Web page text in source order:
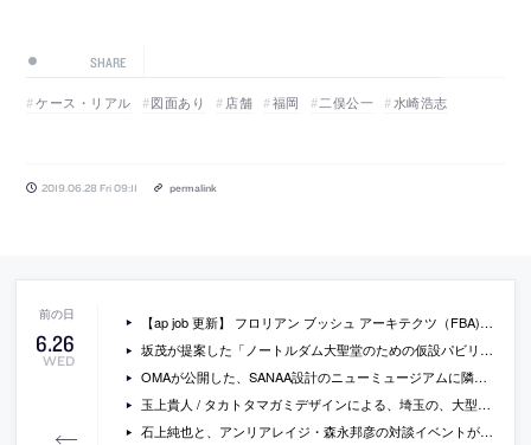
SHARE
ケース・リアル 図面あり 店舗 福岡 二俣公一 水崎浩志
2019.06.28 Fri 09:11 permalink
6.26
WED
【ap job 更新】 フロリアン ブッシュ アーキテクツ（FBA)が、設計スタッフを募集中
坂茂が提案した「ノートルダム大聖堂のための仮設パビリオン」の模型写真
OMAが公開した、SANAA設計のニューミュージアムに隣接する同美術館の新館の画像
玉上貴人 / タカトタマガミデザインによる、埼玉の、大型賃貸型物流施設の託児所・休憩ラウンジ・売店「ESR久喜DC KLÜBB エリア」
石上純也と、アンリアレイジ・森永邦彦の対談イベントが、本屋B&Bで開催